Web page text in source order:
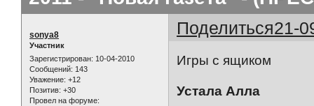
Поделиться21-
sonya8
Участник
Зарегистрирован: 10-04-2010
Сообщений: 143
Уважение: +12
Позитив: +30
Провел на форуме:
Игры с ящиком
Устала Алла